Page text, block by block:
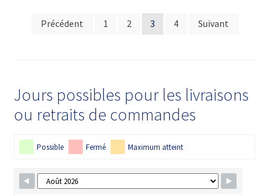
Pagination
Précédent 1 2 3 4 Suivant
Jours possibles pour les livraisons
ou retraits de commandes
Possible Fermé Maximum atteint